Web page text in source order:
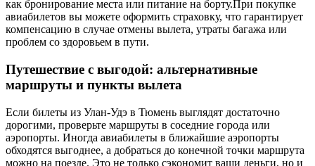
как бронирование места или питание на борту.При покупке
авиабилетов вы можете оформить страховку, что гарантирует
компенсацию в случае отмены вылета, утраты багажа или
проблем со здоровьем в пути.
Путешествие с выгодой: альтернативные
маршруты и пункты вылета
Если билеты из Улан-Удэ в Тюмень выглядят достаточно
дорогими, проверьте маршруты в соседние города или
аэропорты. Иногда авиабилеты в ближайшие аэропорты
обходятся выгоднее, а добраться до конечной точки маршрута
можно на поезде. Это не только сэкономит ваши деньги, но и